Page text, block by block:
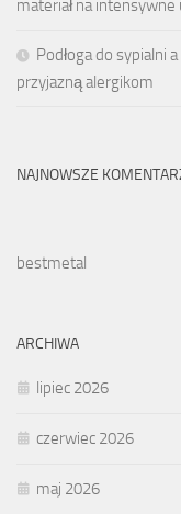
materiał na
Podłoga do sypialni
przyjazną alergikom
NAJNOWSZE
bestmetal
ARCHIWA
lipiec 2026
czerwiec 2026
maj 2026